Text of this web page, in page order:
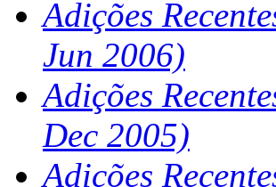
Adições
Jun 2006)
Adições
Dec 2005)
Adições